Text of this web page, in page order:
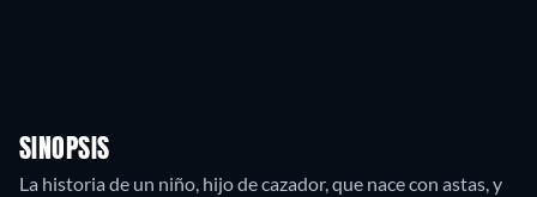
SINOPSIS
La historia de un niño, hijo de cazador, que nace con astas, y